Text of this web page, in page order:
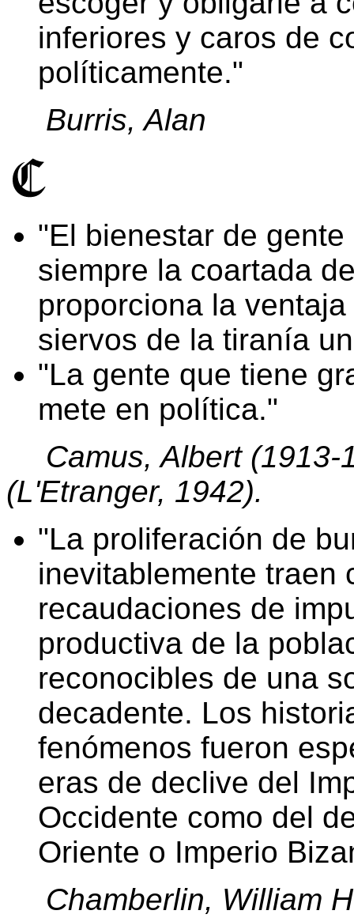
inferiores y caros de
políticamente.
Burris, Alan
El bienestar de
siempre la coartada
proporciona la
siervos de la tiranía
La gente que tiene
mete en política.
Camus, Albert
(L'Etranger, 1942).
La proliferación de
inevitablemente traen
recaudaciones de
productiva de la
reconocibles de una
decadente. Los
fenómenos fueron
eras de declive del
Occidente como del
Oriente o Imperio
Chamberlin, William